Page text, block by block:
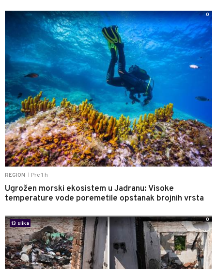
REGION Pre 1 h
Ugrožen morski ekosistem u Jadranu: Visoke
temperature vode poremetile opstanak brojnih vrsta
0
13 slika
0